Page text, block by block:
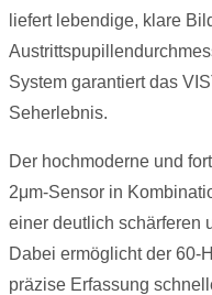
liefert lebendige, klare
System garantiert das
Seherlebnis.
Der hochmoderne und
2μm-Sensor in
einer deutlich schärferen
Dabei ermöglicht der 60-
präzise Erfassung